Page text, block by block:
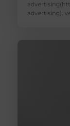
advertising).